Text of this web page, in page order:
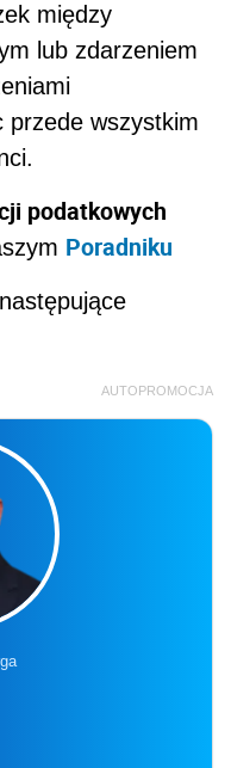
między
lub zdarzeniem
przede wszystkim
podatkowych
Poradniku
AUTOPROMOCJA